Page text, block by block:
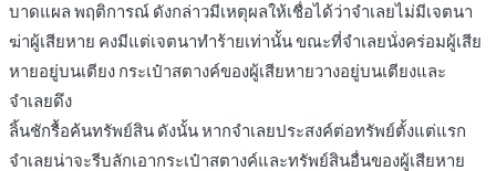
บาดแผล พฤติการณ์ ดังกล่าวมีเหตุผลให้เชื่อได้ว่าจำเลยไม่มีเจตนา
ฆ่าผู้เสียหาย คงมีแต่เจตนาทำร้ายเท่านั้น ขณะที่จำเลยนั่งคร่อมผู้เสีย
หายอยู่บนเตียง กระเป๋าสตางค์ของผู้เสียหายวางอยู่บนเตียงและ
จำเลยดึง
ลิ้นชักรื้อค้นทรัพย์สิน ดังนั้น หากจำเลยประสงค์ต่อทรัพย์ตั้งแต่แรก
จำเลยน่าจะรีบลักเอากระเป๋าสตางค์และทรัพย์สินอื่นของผู้เสียหาย